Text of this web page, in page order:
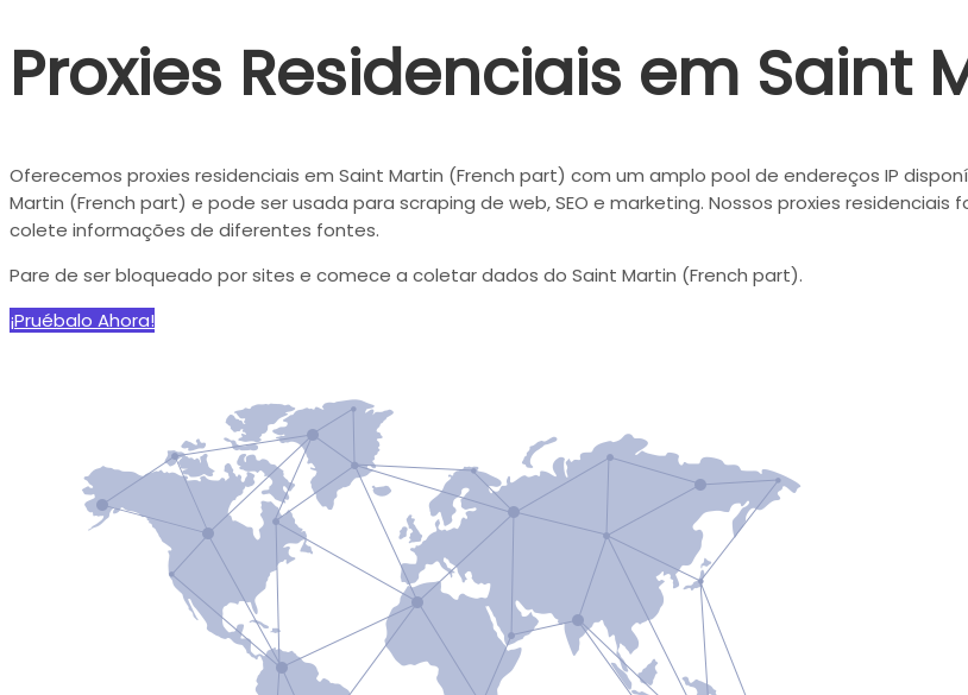
Proxies Residenciais em Saint
Oferecemos proxies residenciais em Saint Martin (French part) com um amplo pool de endereços IP
Martin (French part) e pode ser usada para scraping de web, SEO e marketing. Nossos proxies
colete informações de diferentes fontes.
Pare de ser bloqueado por sites e comece a coletar dados do Saint Martin (French part).
¡Pruébalo Ahora!